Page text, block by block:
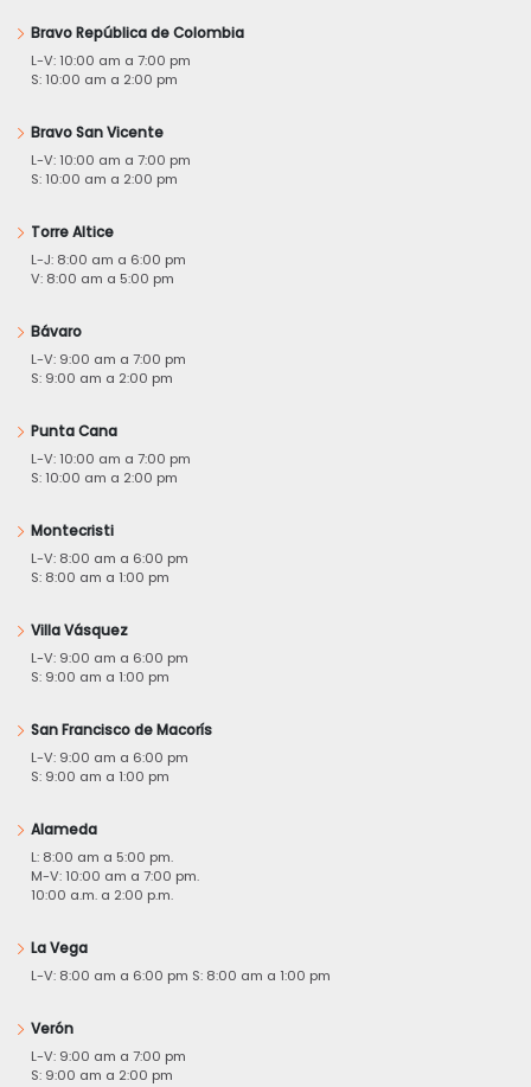
Bravo República de Colombia
L-V: 10:00 am a 7:00 pm
S: 10:00 am a 2:00 pm
Bravo San Vicente
L-V: 10:00 am a 7:00 pm
S: 10:00 am a 2:00 pm
Torre Altice
L-J: 8:00 am a 6:00 pm
V: 8:00 am a 5:00 pm
Bávaro
L-V: 9:00 am a 7:00 pm
S: 9:00 am a 2:00 pm
Punta Cana
L-V: 10:00 am a 7:00 pm
S: 10:00 am a 2:00 pm
Montecristi
L-V: 8:00 am a 6:00 pm
S: 8:00 am a 1:00 pm
Villa Vásquez
L-V: 9:00 am a 6:00 pm
S: 9:00 am a 1:00 pm
San Francisco de Macorís
L-V: 9:00 am a 6:00 pm
S: 9:00 am a 1:00 pm
Alameda
L: 8:00 am a 5:00 pm.
M-V: 10:00 am a 7:00 pm.
10:00 a.m. a 2:00 p.m.
La Vega
L-V: 8:00 am a 6:00 pm S: 8:00 am a 1:00 pm
Verón
L-V: 9:00 am a 7:00 pm
S: 9:00 am a 2:00 pm